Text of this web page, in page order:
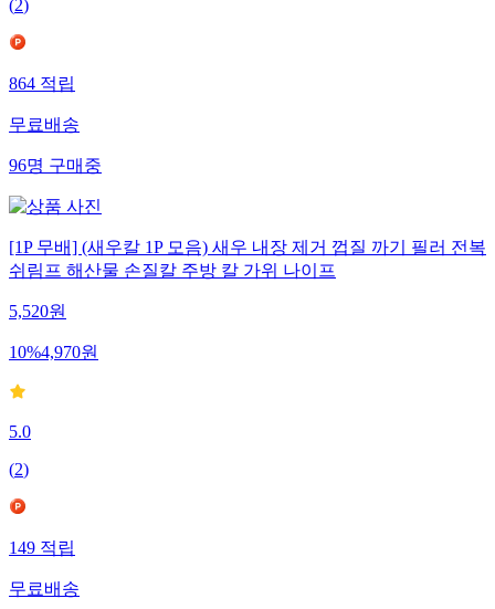
(2)
864 적립
무료배송
96명 구매중
[1P 무배] (새우칼 1P 모음) 새우 내장 제거 껍질 까기 필러 전복
쉬림프 해산물 손질칼 주방 칼 가위 나이프
5,520원
10%4,970원
5.0
(2)
149 적립
무료배송